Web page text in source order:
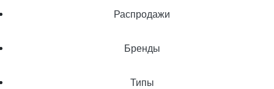
Распродажи
Бренды
Типы